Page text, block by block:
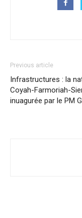
Previous article
Infrastructures : la
Coyah-Farmoriah-
inuagurée par le PM